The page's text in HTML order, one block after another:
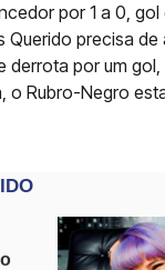
por 1 a 0,
Querido precisa de
por um
o Rubro-Negro